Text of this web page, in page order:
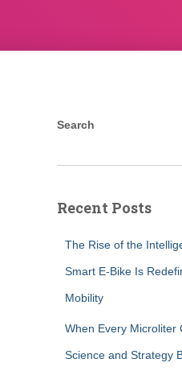
Search
Recent Posts
The Rise of the
Smart E-Bike Is
Mobility
When Every Microliter
Science and Strategy